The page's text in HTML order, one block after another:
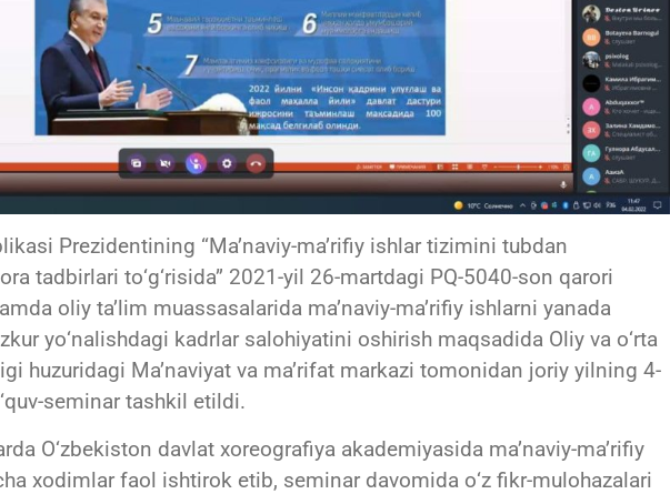
Prezidentining “Ma’naviy-ma’rifiy ishlar tizimini tubdan
tadbirlari tо‘g‘risida” 2021-yil 26-martdagi PQ-5040-son qarori
oliy ta’lim muassasalarida ma’naviy-ma’rifiy ishlarni yanada
yо‘nalishdagi kadrlar salohiyatini oshirish maqsadida Oliy va о‘rta
huzuridagi Ma’naviyat va ma’rifat markazi tomonidan joriy yilning 4-
seminar tashkil etildi.
О‘zbekiston davlat xoreografiya akademiyasida ma’naviy-ma’rifiy
xodimlar faol ishtirok etib, seminar davomida о‘z fikr-mulohazalari